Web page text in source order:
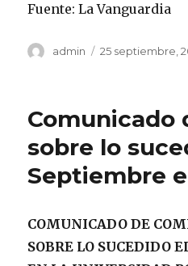
Fuente: La Vanguardia
Autor
admin
Publicado
25 septiembre,
Comunicado
sobre lo
Septiembre
COMUNICADO DE
SOBRE LO SUCEDIDO